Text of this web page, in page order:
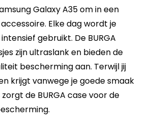
Galaxy A35 om in een
Elke dag wordt je
gebruikt. De BURGA
zijn ultraslank en bieden de
bescherming aan. Terwijl jij
krijgt vanwege je goede smaak
de BURGA case voor de